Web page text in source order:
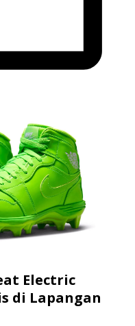
Electric
di Lapangan